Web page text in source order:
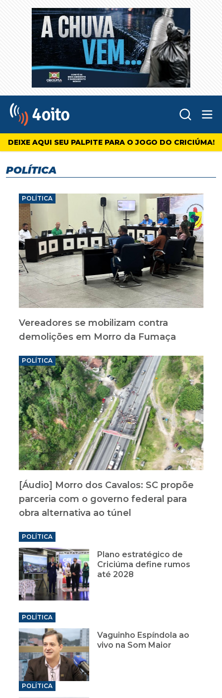
4oito
DEIXE AQUI SEU PALPITE PARA O JOGO DO CRICIÚMA!
POLÍTICA
POLÍTICA
Vereadores se mobilizam contra
demolições em Morro da Fumaça
POLÍTICA
[Áudio] Morro dos Cavalos: SC propõe
parceria com o governo federal para
obra alternativa ao túnel
POLÍTICA
Plano estratégico de
Criciúma define rumos
até 2028
POLÍTICA
Vaguinho Espíndola ao
vivo na Som Maior
POLÍTICA